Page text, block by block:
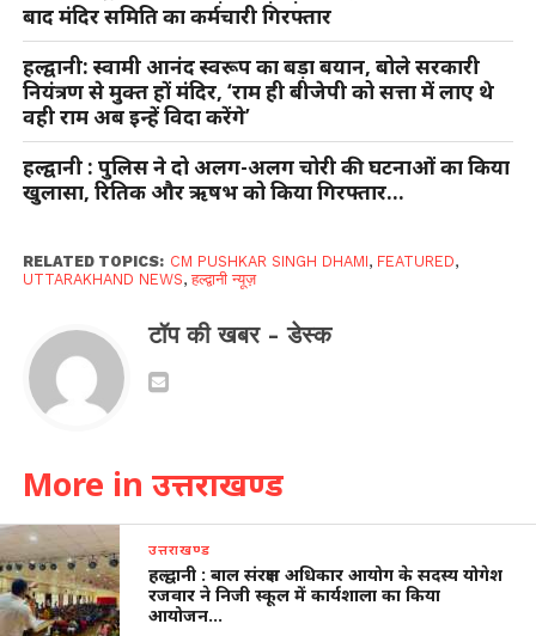
बाद मंदिर समिति का कर्मचारी गिरफ्तार
हल्द्वानी: स्वामी आनंद स्वरूप का बड़ा बयान, बोले सरकारी
नियंत्रण से मुक्त हों मंदिर, ‘राम ही बीजेपी को सत्ता में लाए थे
वही राम अब इन्हें विदा करेंगे’
हल्द्वानी : पुलिस ने दो अलग-अलग चोरी की घटनाओं का किया
खुलासा, रितिक और ऋषभ को किया गिरफ्तार…
RELATED TOPICS: CM PUSHKAR SINGH DHAMI, FEATURED,
UTTARAKHAND NEWS,हल्द्वानी न्यूज़
टॉप की खबर - डेस्क
More in उत्तराखण्ड
उत्तराखण्ड
हल्द्वानी : बाल संरक्षण अधिकार आयोग के सदस्य योगेश
रजवार ने निजी स्कूल में कार्यशाला का किया
आयोजन…